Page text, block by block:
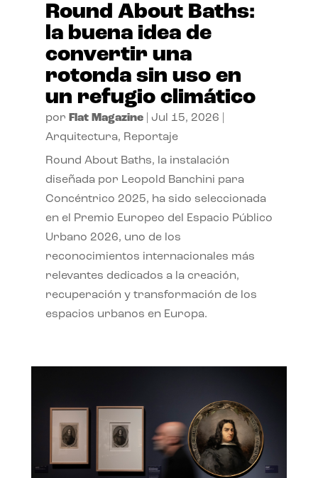
Round About Baths:
la buena idea de
convertir una
rotonda sin uso en
un refugio climático
por Flat Magazine| Jul 15, 2026
Arquitectura, Reportaje
Round About Baths, la instalación
diseñada por Leopold Banchini para
Concéntrico 2025, ha sido seleccionada
en el Premio Europeo del Espacio Público
Urbano 2026, uno de los
reconocimientos internacionales más
relevantes dedicados a la creación,
recuperación y transformación de los
espacios urbanos en Europa.